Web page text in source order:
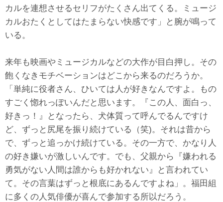
カルを連想させるセリフがたくさん出てくる。ミュージ
カルおたくとしてはたまらない快感です」と腕が鳴って
いる。
来年も映画やミュージカルなどの大作が目白押し。その
飽くなきモチベーションはどこから来るのだろうか。
「単純に役者さん、ひいては人が好きなんですよ。もの
すごく惚れっぽいんだと思います。『この人、面白っ、
好きっ！』となったら、犬体質って呼んでるんですけ
ど、ずっと尻尾を振り続けている（笑)。それは昔から
で、ずっと追っかけ続けている。その一方で、かなり人
の好き嫌いが激しいんです。でも、父親から『嫌われる
勇気がない人間は誰からも好かれない』と言われてい
て。その言葉はずっと根底にあるんですよね」。福田組
に多くの人気俳優が喜んで参加する所以だろう。